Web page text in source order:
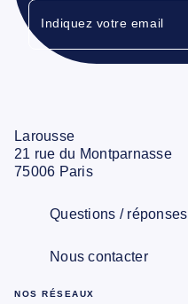
Indiquez votre email
Larousse
21 rue du Montparnasse
75006 Paris
Questions / réponses
Nous contacter
NOS RÉSEAUX